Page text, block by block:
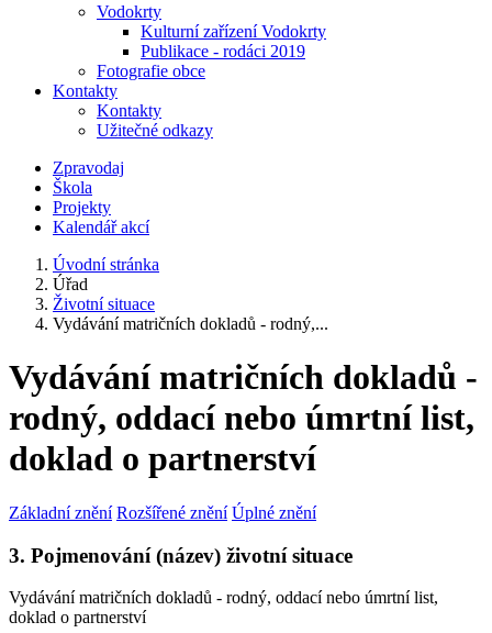
Vodokrty
Kulturní zařízení Vodokrty
Publikace - rodáci 2019
Fotografie obce
Kontakty
Kontakty
Užitečné odkazy
Zpravodaj
Škola
Projekty
Kalendář akcí
Úvodní stránka
Úřad
Životní situace
Vydávání matričních dokladů - rodný,...
Vydávání matričních dokladů -
rodný, oddací nebo úmrtní list,
doklad o partnerství
Základní znění Rozšířené znění Úplné znění
3. Pojmenování (název) životní situace
Vydávání matričních dokladů - rodný, oddací nebo úmrtní list,
doklad o partnerství